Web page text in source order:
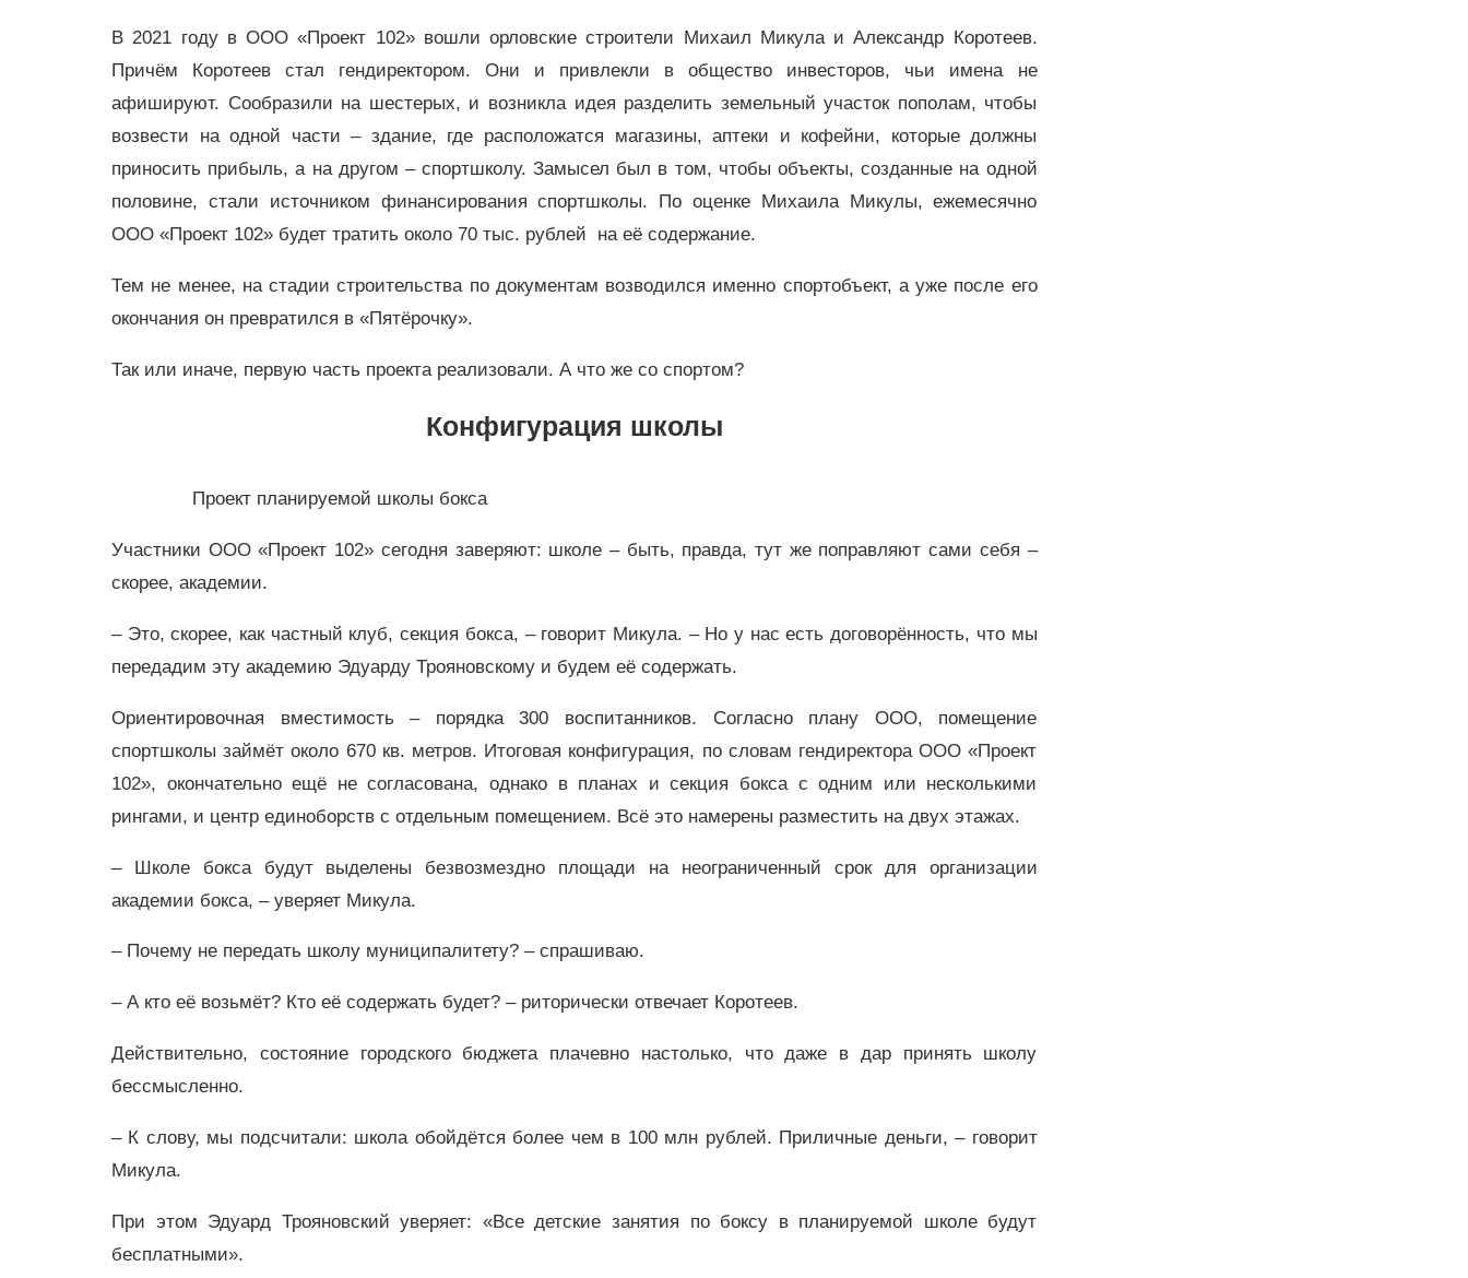
В 2021 году в ООО «Проект 102» вошли орловские строители Михаил Микула и Александр Коротеев.
Причём Коротеев стал гендиректором. Они и привлекли в общество инвесторов, чьи имена не
афишируют. Сообразили на шестерых, и возникла идея разделить земельный участок пополам, чтобы
возвести на одной части – здание, где расположатся магазины, аптеки и кофейни, которые должны
приносить прибыль, а на другом – спортшколу. Замысел был в том, чтобы объекты, созданные на одной
половине, стали источником финансирования спортшколы. По оценке Михаила Микулы, ежемесячно
ООО «Проект 102» будет тратить около 70 тыс. рублей на её содержание.
Тем не менее, на стадии строительства по документам возводился именно спортобъект, а уже после его
окончания он превратился в «Пятёрочку».
Так или иначе, первую часть проекта реализовали. А что же со спортом?
Конфигурация школы
Проект планируемой школы бокса
Участники ООО «Проект 102» сегодня заверяют: школе – быть, правда, тут же поправляют сами себя –
скорее, академии.
– Это, скорее, как частный клуб, секция бокса, – говорит Микула. – Но у нас есть договорённость, что мы
передадим эту академию Эдуарду Трояновскому и будем её содержать.
Ориентировочная вместимость – порядка 300 воспитанников. Согласно плану ООО, помещение
спортшколы займёт около 670 кв. метров. Итоговая конфигурация, по словам гендиректора ООО «Проект
102», окончательно ещё не согласована, однако в планах и секция бокса с одним или несколькими
рингами, и центр единоборств с отдельным помещением. Всё это намерены разместить на двух этажах.
– Школе бокса будут выделены безвозмездно площади на неограниченный срок для организации
академии бокса, – уверяет Микула.
– Почему не передать школу муниципалитету? – спрашиваю.
– А кто её возьмёт? Кто её содержать будет? – риторически отвечает Коротеев.
Действительно, состояние городского бюджета плачевно настолько, что даже в дар принять школу
бессмысленно.
– К слову, мы подсчитали: школа обойдётся более чем в 100 млн рублей. Приличные деньги, – говорит
Микула.
При этом Эдуард Трояновский уверяет: «Все детские занятия по боксу в планируемой школе будут
бесплатными».